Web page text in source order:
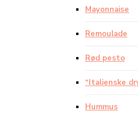
Mayonnaise
Remoulade
Rød pesto
“Italienske
Hummus